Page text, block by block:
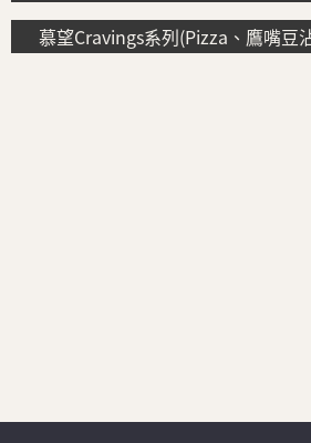
慕望Cravings系列(Pizza、鷹嘴豆